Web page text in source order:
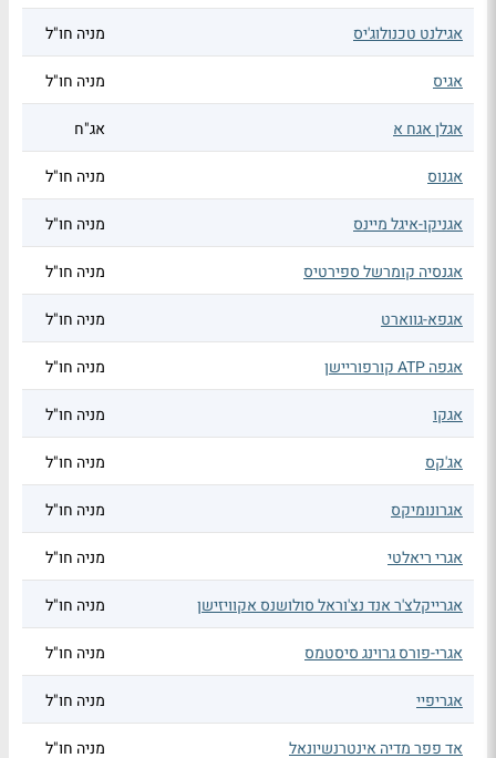
אגילנט טכנולוג'יס מניה חו"ל
אגיס מניה חו"ל
אגלן אגח א אג"ח
אגנוס מניה חו"ל
אגניקו-איגל מיינס מניה חו"ל
אגנסיה קומרשל ספירטיס מניה חו"ל
אגפא-גווארט מניה חו"ל
אגפה ATP קורפוריישן מניה חו"ל
אגקו מניה חו"ל
אג'קס מניה חו"ל
אגרונומיקס מניה חו"ל
אגרי ריאלטי מניה חו"ל
אגרייקלצ'ר אנד נצ'וראל סולושנס אקוויזישן מניה חו"ל
אגרי-פורס גרוינג סיסטמס מניה חו"ל
אגריפיי מניה חו"ל
אד פפר מדיה אינטרנשיונאל מניה חו"ל